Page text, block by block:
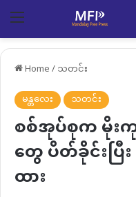
Menu
Home/သတင်း
မန္တလေး
သတင်း
စစ်အုပ်စုက မို
တွေ ပိတ်ခိုင်းပြီ
ထား